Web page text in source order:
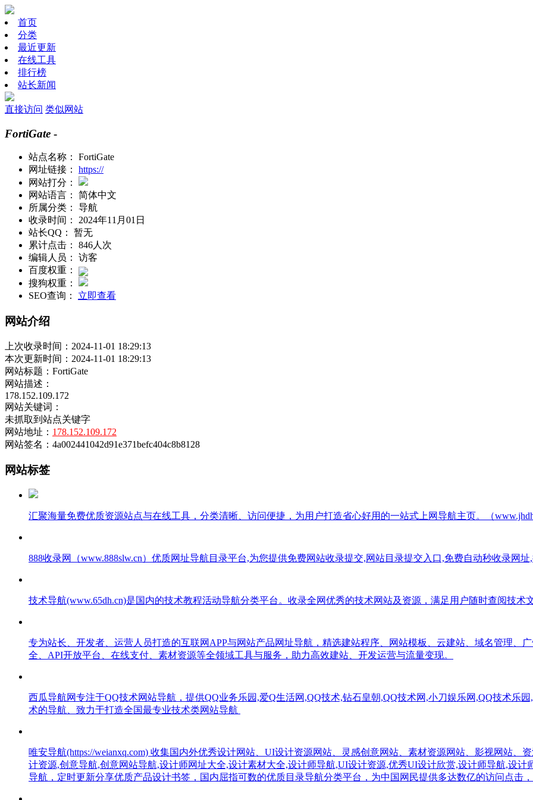
首页
分类
最近更新
在线工具
排行榜
站长新闻
直接访问 类似网站
FortiGate -
站点名称：
FortiGate
网址链接：
https://
网站打分：
网站语言：
简体中文
所属分类：
导航
收录时间：
2024年11月01日
站长QQ：
暂无
累计点击：
846人次
编辑人员：
访客
百度权重：
搜狗权重：
SEO查询：
立即查看
网站介绍
上次收录时间：2024-11-01 18:29:13
本次更新时间：2024-11-01 18:29:13
网站标题：FortiGate
网站描述：
178.152.109.172
网站关键词：
未抓取到站点关键字
网站地址： 178.152.109.172
网站签名：4a002441042d91e371befc404c8b8128
网站标签
汇聚海量免费优质资源站点与在线工具，分类清晰、访问便捷，为用户打造省心好用的一站式上网导航主页。（
888收录网（www.888slw.cn）优质网址导航目录平台,为您提供免费网站收录提交,网站目录提交入口,免费自动秒收录网
技术导航(www.65dh.cn)是国内的技术教程活动导航分类平台。收录全网优秀的技术网站及资源，满足用户随时查阅技术
专为站长、开发者、运营人员打造的互联网APP与网站产品网址导航，精选建站程序、网站模板、云建站、域名管理、
全、API开放平台、在线支付、素材资源等全领域工具与服务，助力高效建站、开发运营与流量变现。
西瓜导航网专注于QQ技术网站导航，提供QQ业务乐园,爱Q生活网,QQ技术,钻石皇朝,QQ技术网,小刀娱乐网,QQ技术乐
术的导航、致力于打造全国最专业技术类网站导航
唯安导航(https://weianxq.com) 收集国内外优秀设计网站、UI设计资源网站、灵感创意网站、素材资源网站、影视网站、
计资源,创意导航,创意网站导航,设计师网址大全,设计素材大全,设计师导航,UI设计资源,优秀UI设计欣赏,设计师导航,设
导航，定时更新分享优质产品设计书签，国内屈指可数的优质目录导航分类平台，为中国网民提供多达数亿的访问点击